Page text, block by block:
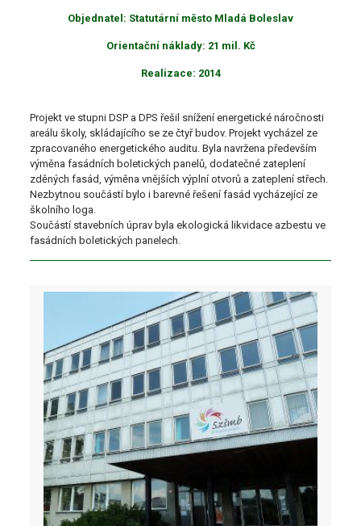
Objednatel: Statutární město Mladá Boleslav
Orientační náklady: 21 mil. Kč
Realizace: 2014
Projekt ve stupni DSP a DPS řešil snížení energetické náročnosti
areálu školy, skládajícího se ze čtyř budov. Projekt vycházel ze
zpracovaného energetického auditu. Byla navržena především
výměna fasádních boletických panelů, dodatečné zateplení
zděných fasád, výměna vnějších výplní otvorů a zateplení střech.
Nezbytnou součástí bylo i barevné řešení fasád vycházející ze
školního loga.
Součástí stavebních úprav byla ekologická likvidace azbestu ve
fasádních boletických panelech.